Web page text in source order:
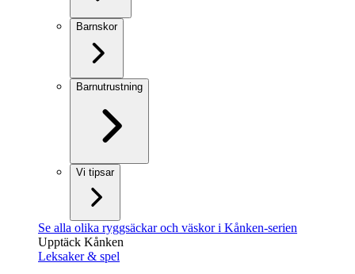
Barnskor
Barnutrustning
Vi tipsar
Se alla olika ryggsäckar och väskor i Kånken-serien
Upptäck Kånken
Leksaker & spel